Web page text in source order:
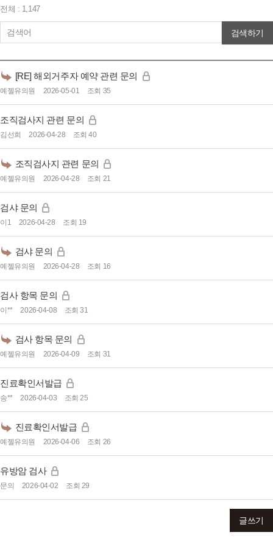
전체 : 1,147
검색하기
[RE] 해외거주자 예약 관련 문의
예젤유의원 2026-05-01 조회 35
조직검사지 관련 문의
김선희 2026-04-28 조회 40
조직검사지 관련 문의
예젤유의원 2026-04-28 조회 21
검샤 문의
이1 2026-04-28 조회 19
검샤 문의
예젤유의원 2026-04-28 조회 16
검사 항목 문의
이** 2026-04-08 조회 31
검사 항목 문의
예젤유의원 2026-04-09 조회 31
진료확인서발급
송** 2026-04-03 조회 25
진료확인서발급
예젤유의원 2026-04-06 조회 26
유방암 검사
문의 2026-04-02 조회 29
글쓰기